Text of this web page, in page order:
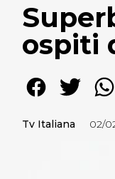
ospiti
Tv Italiana 02/